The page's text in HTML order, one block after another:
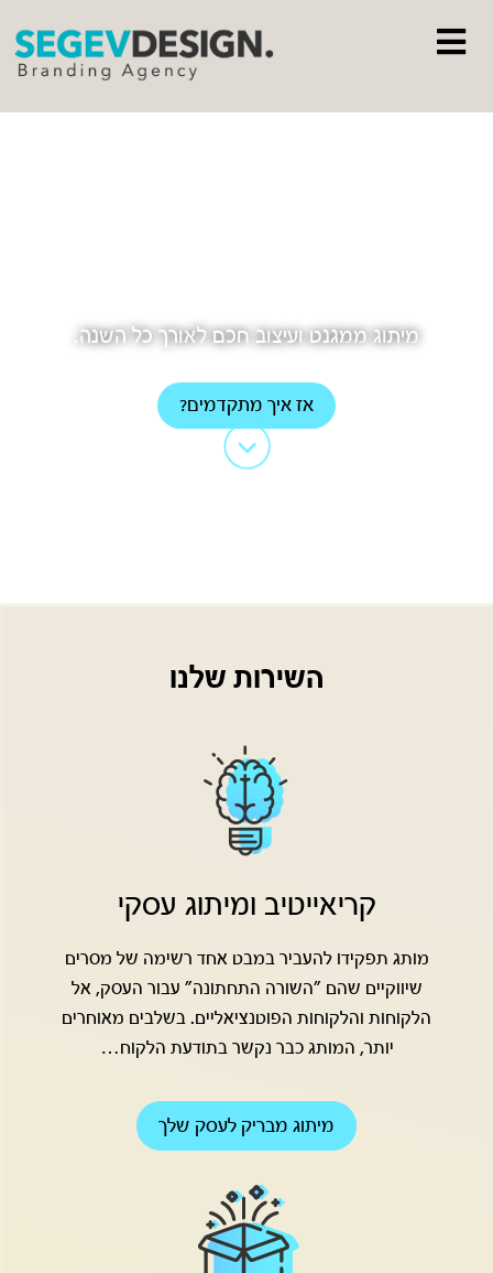
מיתוג ממגנט ועיצוב חכם לאורך כל השנה.
אז איך מתקדמים?
השירות שלנו
קריאייטיב ומיתוג עסקי
מותג תפקידו להעביר במבט אחד רשימה של מסרים
שיווקיים שהם "השורה התחתונה" עבור העסק, אל
הלקוחות והלקוחות הפוטנציאליים. בשלבים מאוחרים
יותר, המותג כבר נקשר בתודעת הלקוח…
מיתוג מבריק לעסק שלך